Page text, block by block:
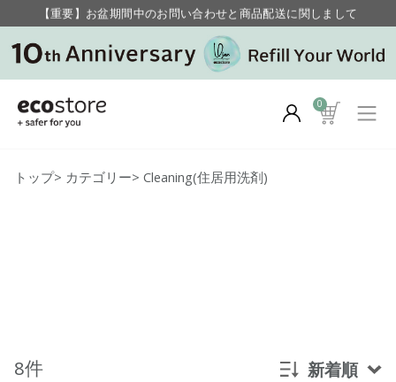
【重要】お盆期間中のお問い合わせと商品配送に関しまして
毎月お得にポイントが貯まる！ “月のポイントアップデー”
0
トップ> カテゴリー> Cleaning(住居用洗剤)
8件 新着順